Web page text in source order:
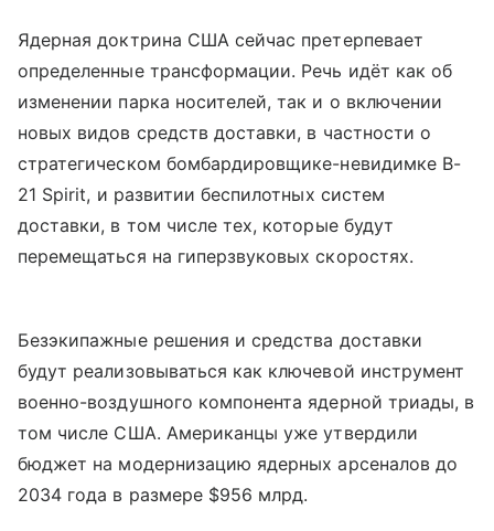
Ядерная доктрина США сейчас претерпевает
определенные трансформации. Речь идёт как об
изменении парка носителей, так и о включении
новых видов средств доставки, в частности о
стратегическом бомбардировщике-невидимке B-
21 Spirit, и развитии беспилотных систем
доставки, в том числе тех, которые будут
перемещаться на гиперзвуковых скоростях.
Безэкипажные решения и средства доставки
будут реализовываться как ключевой инструмент
военно-воздушного компонента ядерной триады, в
том числе США. Американцы уже утвердили
бюджет на модернизацию ядерных арсеналов до
2034 года в размере $956 млрд.